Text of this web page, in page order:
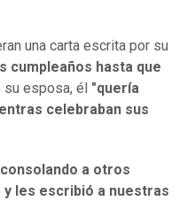
una carta escrita por su
cumpleaños hasta que
esposa, él "quería
celebraban sus
a otros
les escribió a nuestras